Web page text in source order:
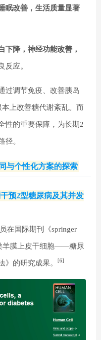
眠改善，生活质量显著
下降，神经功能改善，
反应。
过调节免疫、改善胰岛
上改善糖代谢紊乱。而
性的重要保障，为长期2
径。
与个性化方案的探索
预2型糖尿病及其并发
在国际期刊《springer
羊膜上皮干细胞——糖尿
》的研究成果。 [6]